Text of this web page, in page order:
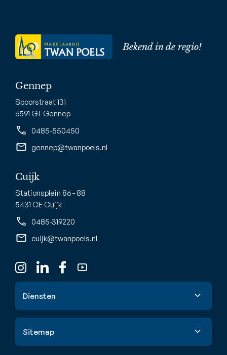
Bekend in de regio!
Gennep
Spoorstraat 131
6591 GT Gennep
0485-550450
gennep@twanpoels.nl
Cuijk
Stationsplein 86 - 88
5431 CE Cuijk
0485-319220
cuijk@twanpoels.nl
Diensten
Sitemap